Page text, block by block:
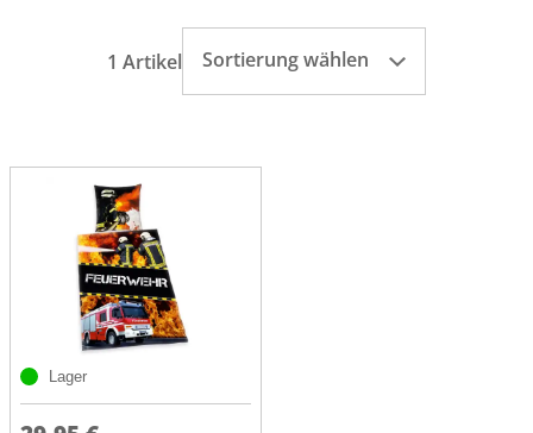
1 Artikel Sortierung wählen
Lager